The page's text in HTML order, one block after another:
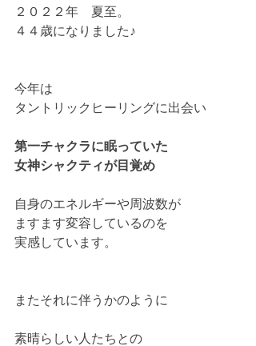
２０２２年　夏至。
４４歳になりました♪
今年は
タントリックヒーリングに出会い
第一チャクラに眠っていた
女神シャクティが目覚め
自身のエネルギーや周波数が
ますます変容しているのを
実感しています。
またそれに伴うかのように
素晴らしい人たちとの